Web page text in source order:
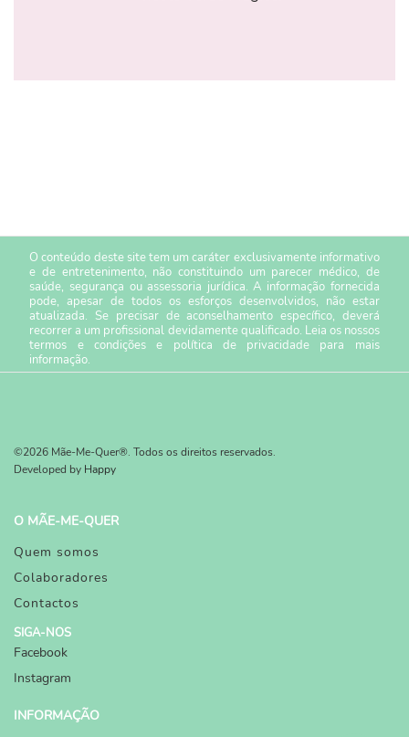
O conteúdo deste site tem um caráter exclusivamente informativo
e de entretenimento, não constituindo um parecer médico, de
saúde, segurança ou assessoria jurídica. A informação fornecida
pode, apesar de todos os esforços desenvolvidos, não estar
atualizada. Se precisar de aconselhamento específico, deverá
recorrer a um profissional devidamente qualificado. Leia os nossos
termos e condiçõese política de privacidade para mais
informação.
©2026 Mãe-Me-Quer®. Todos os direitos reservados.
Developed by Happy
O MÃE-ME-QUER
Quem somos
Colaboradores
Contactos
SIGA-NOS
Facebook
Instagram
INFORMAÇÃO